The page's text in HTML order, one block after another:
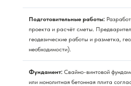
Подготовительные работы:
проекта и расчёт сметы.
геодезические работы и разметка,
необходимости).
Фундамент: Свайно-винтовой
или монолитная бетонная плита